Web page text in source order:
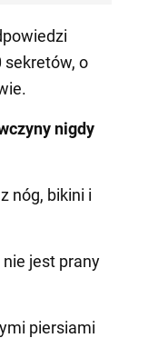
sekretów, o
nigdy
nóg, bikini i
jest prany
piersiami